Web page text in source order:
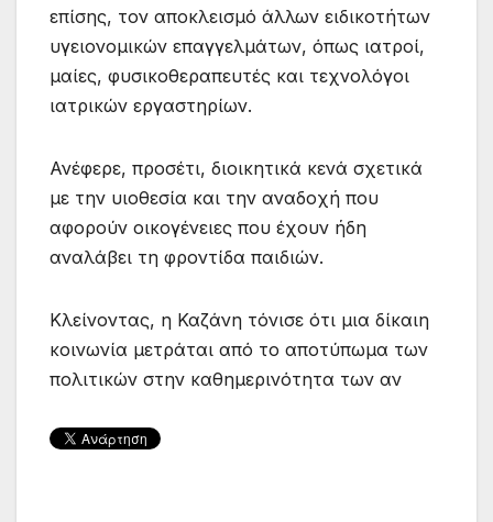
επίσης, τον αποκλεισμό άλλων ειδικοτήτων
υγειονομικών επαγγελμάτων, όπως ιατροί,
μαίες, φυσικοθεραπευτές και τεχνολόγοι
ιατρικών εργαστηρίων.
Ανέφερε, προσέτι, διοικητικά κενά σχετικά
με την υιοθεσία και την αναδοχή που
αφορούν οικογένειες που έχουν ήδη
αναλάβει τη φροντίδα παιδιών.
Κλείνοντας, η Καζάνη τόνισε ότι μια δίκαιη
κοινωνία μετράται από το αποτύπωμα των
πολιτικών στην καθημερινότητα των αν